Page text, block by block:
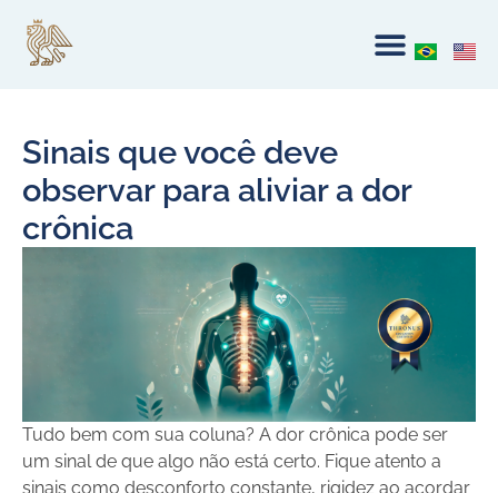
Sinais que você deve
observar para aliviar a dor
crônica
Tudo bem com sua coluna? A dor crônica pode ser
um sinal de que algo não está certo. Fique atento a
sinais como desconforto constante, rigidez ao acordar